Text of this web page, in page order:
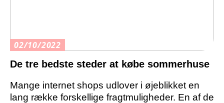
02/10/2022
De tre bedste steder at købe sommerhuse
Mange internet shops udlover i øjeblikket en
lang række forskellige fragtmuligheder. En af de